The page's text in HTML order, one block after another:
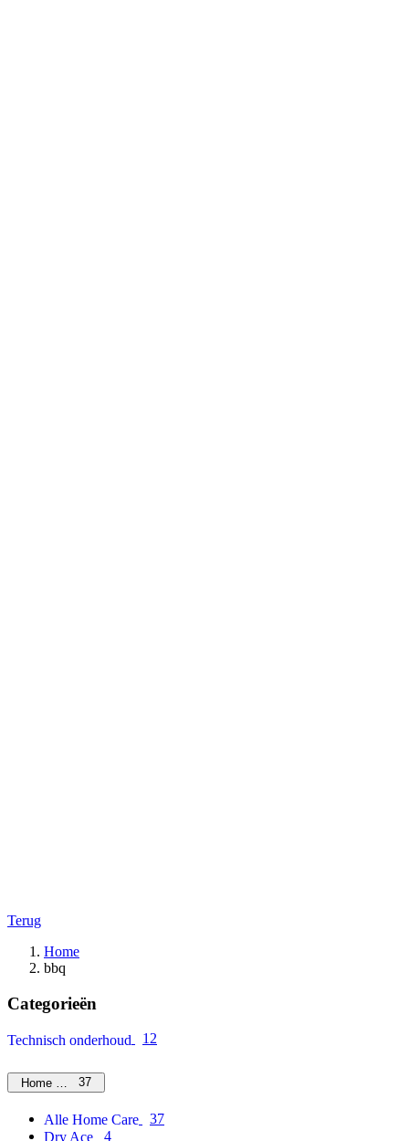
Terug
Home
bbq
Categorieën
Technisch onderhoud 12
Home Care37
Alle Home Care
37
Dry Ace
4